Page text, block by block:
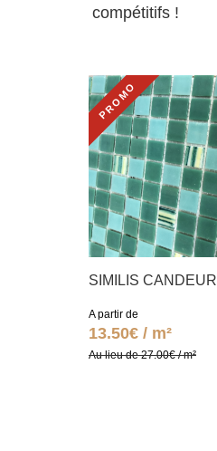
compétitifs !
PROMO
SIMILIS CANDEUR
A partir de
13.50€ / m²
Au lieu de 27.00€ / m²